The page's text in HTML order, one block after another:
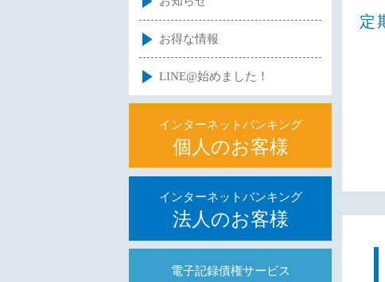
定
お得な情報
LINE@始めました！
インターネットバンキング
個人のお客様
インターネットバンキング
法人のお客様
電子記録債権サービス